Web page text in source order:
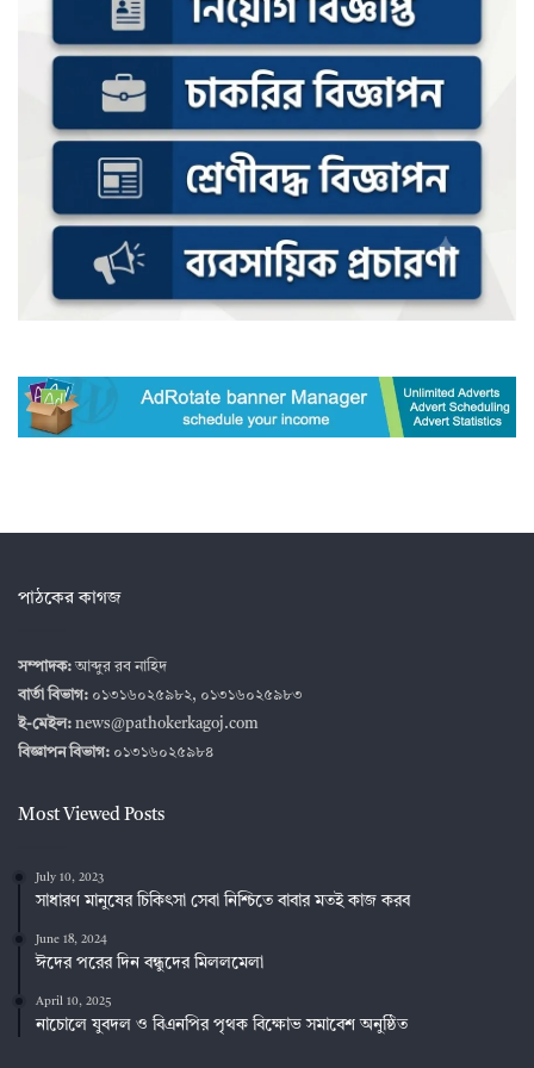
পাঠকের কাগজ
সম্পাদক:আব্দুর রব নাহিদ
বার্তা বিভাগ: ০১৩১৬০২৫৯৮২, ০১৩১৬০২৫৯৮৩
ই-মেইল: news@pathokerkagoj.com
বিজ্ঞাপন বিভাগ: ০১৩১৬০২৫৯৮৪
Most Viewed Posts
July 10, 2023
সাধারণ মানুষের চিকিৎসা সেবা নিশ্চিতে বাবার মতই কাজ করব
June 18, 2024
ঈদের পরের দিন বন্ধুদের মিললমেলা
April 10, 2025
নাচোলে যুবদল ও বিএনপির পৃথক বিক্ষোভ সমাবেশ অনুষ্ঠিত